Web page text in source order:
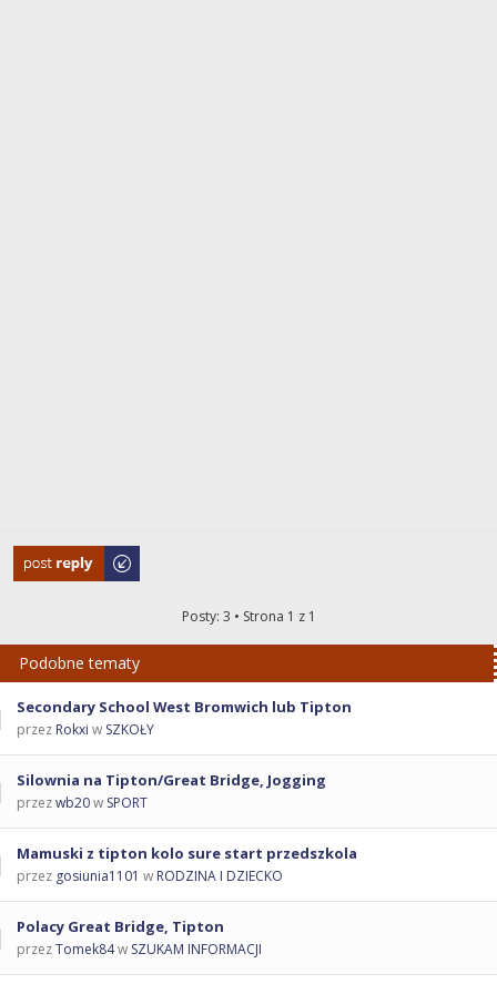
Odpowiedz
Posty: 3 • Strona 1 z 1
Podobne tematy
Secondary School West Bromwich lub Tipton
przez Rokxi w SZKOŁY
Silownia na Tipton/Great Bridge, Jogging
przezwb20w SPORT
Mamuski z tipton kolo sure start przedszkola
przez gosiunia1101 w RODZINA I DZIECKO
Polacy Great Bridge, Tipton
przezTomek84w SZUKAM INFORMACJI